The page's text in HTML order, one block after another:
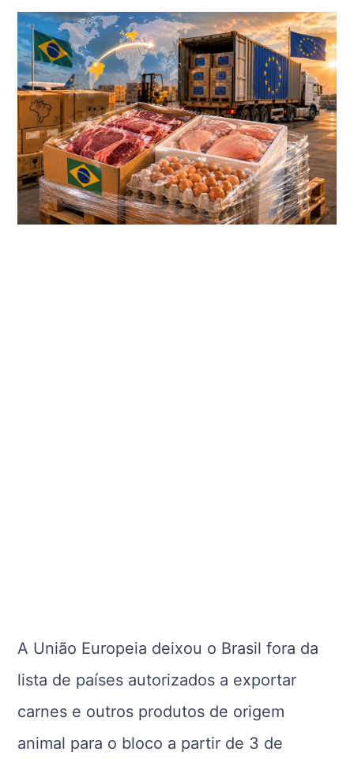
A União Europeia deixou o Brasil fora da
lista de países autorizados a exportar
carnes e outros produtos de origem
animal para o bloco a partir de 3 de